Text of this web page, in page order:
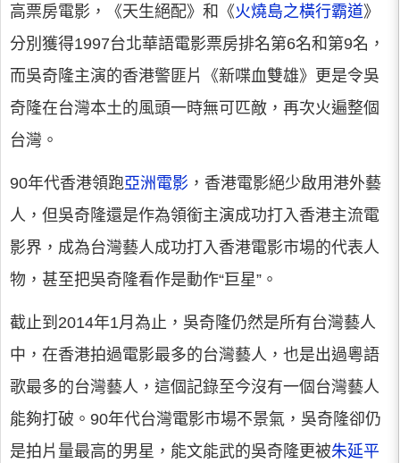
高票房電影，《天生絕配》和《火燒島之橫行霸道》
分別獲得1997台北華語電影票房排名第6名和第9名，
而吳奇隆主演的香港警匪片《新喋血雙雄》更是令吳
奇隆在台灣本土的風頭一時無可匹敵，再次火遍整個
台灣。
90年代香港領跑亞洲電影 ，香港電影絕少啟用港外藝
人，但吳奇隆還是作為領銜主演成功打入香港主流電
影界，成為台灣藝人成功打入香港電影市場的代表人
物，甚至把吳奇隆看作是動作“巨星”。
截止到2014年1月為止，吳奇隆仍然是所有台灣藝人
中，在香港拍過電影最多的台灣藝人，也是出過粵語
歌最多的台灣藝人，這個記錄至今沒有一個台灣藝人
能夠打破。90年代台灣電影市場不景氣，吳奇隆卻仍
是拍片量最高的男星，能文能武的吳奇隆更被朱延平